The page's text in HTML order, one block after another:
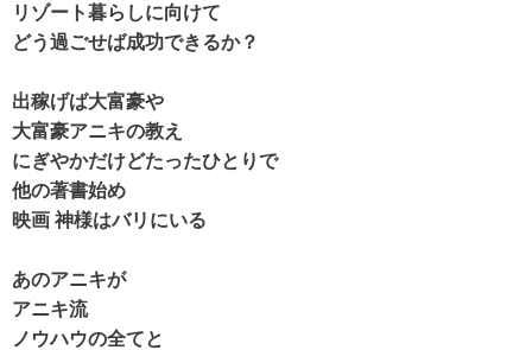
リゾート暮らしに向けて
どう過ごせば成功できるか？
出稼げば大富豪や
大富豪アニキの教え
にぎやかだけどたったひとりで
他の著書始め
映画 神様はバリにいる
あのアニキが
アニキ流
ノウハウの全てと